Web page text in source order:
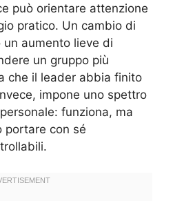
può orientare attenzione
pratico. Un cambio di
aumento lieve di
un gruppo più
che il leader abbia finito
impone uno spettro
funziona, ma
portare con sé